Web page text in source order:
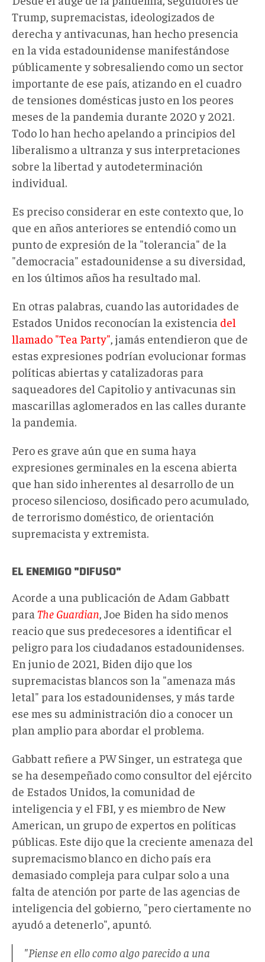
Trump, supremacistas, ideologizados de
derecha y antivacunas, han hecho presencia
en la vida estadounidense manifestándose
públicamente y sobresaliendo como un sector
importante de ese país, atizando en el cuadro
de tensiones domésticas justo en los peores
meses de la pandemia durante 2020 y 2021.
Todo lo han hecho apelando a principios del
liberalismo a ultranza y sus interpretaciones
sobre la libertad y autodeterminación
individual.
Es preciso considerar en este contexto que, lo
que en años anteriores se entendió como un
punto de expresión de la "tolerancia" de la
"democracia" estadounidense a su diversidad,
en los últimos años ha resultado mal.
En otras palabras, cuando las autoridades de
Estados Unidos reconocían la existencia del
llamado "Tea Party", jamás entendieron que de
estas expresiones podrían evolucionar formas
políticas abiertas y catalizadoras para
saqueadores del Capitolio y antivacunas sin
mascarillas aglomerados en las calles durante
la pandemia.
Pero es grave aún que en suma haya
expresiones germinales en la escena abierta
que han sido inherentes al desarrollo de un
proceso silencioso, dosificado pero acumulado,
de terrorismo doméstico, de orientación
supremacista y extremista.
EL ENEMIGO "DIFUSO"
Acorde a una publicación de Adam Gabbatt
para The Guardian, Joe Biden ha sido menos
reacio que sus predecesores a identificar el
peligro para los ciudadanos estadounidenses.
En junio de 2021, Biden dijo que los
supremacistas blancos son la "amenaza más
letal" para los estadounidenses, y más tarde
ese mes su administración dio a conocer un
plan amplio para abordar el problema.
Gabbatt refiere a PW Singer, un estratega que
se ha desempeñado como consultor del ejército
de Estados Unidos, la comunidad de
inteligencia y el FBI, y es miembro de New
American, un grupo de expertos en políticas
públicas. Este dijo que la creciente amenaza del
supremacismo blanco en dicho país era
demasiado compleja para culpar solo a una
falta de atención por parte de las agencias de
inteligencia del gobierno, "pero ciertamente no
ayudó a detenerlo", apuntó.
"Piense en ello como algo parecido a una